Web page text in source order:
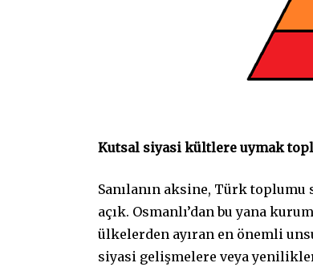
Kutsal siyasi kültlere uymak
Sanılanın aksine, Türk
açık. Osmanlı’dan bu yana
ülkelerden ayıran en önemli
siyasi gelişmelere veya